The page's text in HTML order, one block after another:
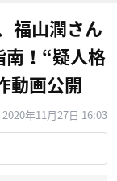
福山潤さん
南！“疑人格
動画公開
2020年11月27日 16:03